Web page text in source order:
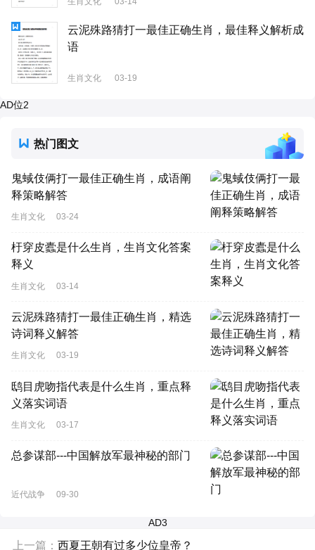
云泥殊路猜打一最佳正确生肖，最佳释义解析成
语
生肖文化 03-19
AD位2
热门图文
鬼蜮伎俩打一最佳正确生肖，成语阐
释策略解答
生肖文化 03-24
杅穿皮蠹是什么生肖，生肖文化答案
释义
生肖文化 03-14
云泥殊路猜打一最佳正确生肖，精选
诗词释义解答
生肖文化 03-19
鸱目虎吻指代表是什么生肖，重点释
义落实词语
生肖文化 03-17
总参谋部---中国解放军最神秘的部门
近代战争 09-30
AD3
上一篇： 西夏王朝有过多少位皇帝？